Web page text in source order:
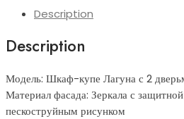
Description
Description
Модель: Шкаф-купе Лагуна с 2
Материал фасада: Зеркала с
пескоструйным рисунком